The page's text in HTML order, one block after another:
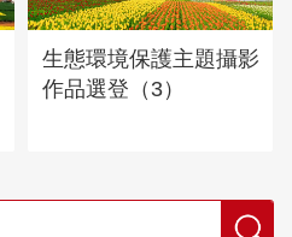
生態環境保護主題攝影
作品選登（3）